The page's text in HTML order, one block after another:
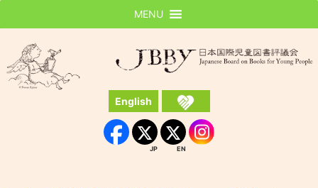
JBBY
English
Facebook
JP
JP
EN
EN Instagram
MENU